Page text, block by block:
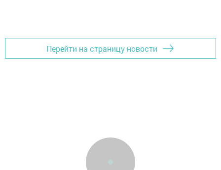
Перейти на страницу новости